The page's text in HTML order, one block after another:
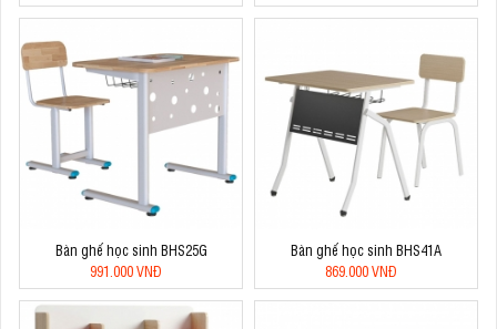
Bàn ghế học sinh BHS25G
991.000 VNĐ
Bàn ghế học sinh BHS41A
869.000 VNĐ